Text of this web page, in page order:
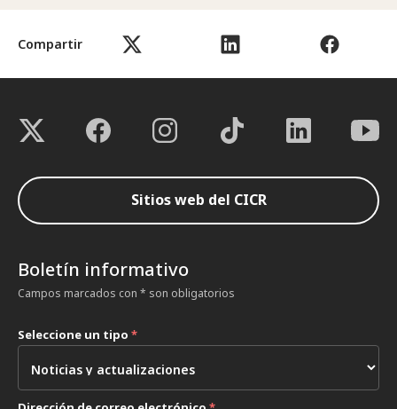
Compartir
Sitios web del CICR
Boletín informativo
Campos marcados con * son obligatorios
Seleccione un tipo *